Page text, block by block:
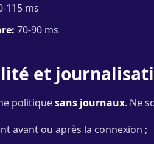
115 ms
70-90 ms
et
politiquesans journaux. Ne
avant ou après la connexion ;